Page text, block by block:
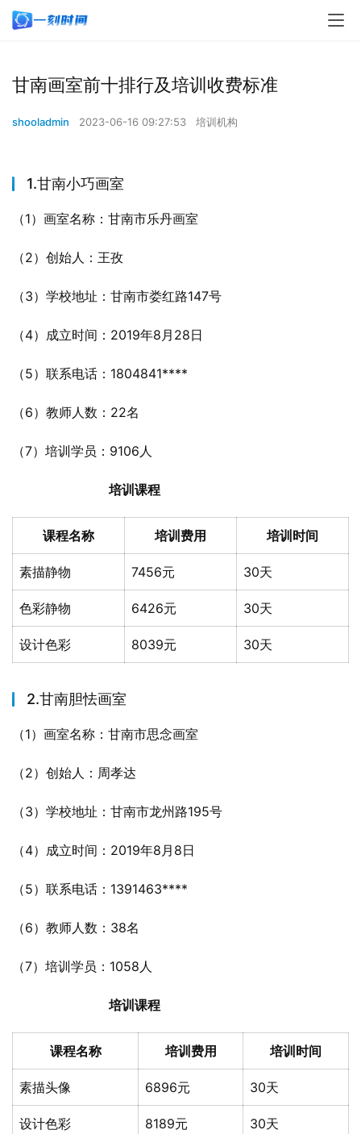
甘南画室前十排行及培训收费标准
shooladmin 2023-06-16 09:27:53 培训机构
1.甘南小巧画室
（1）画室名称：甘南市乐丹画室
（2）创始人：王孜
（3）学校地址：甘南市娄红路147号
（4）成立时间：2019年8月28日
（5）联系电话：1804841****
（6）教师人数：22名
（7）培训学员：9106人
培训课程
课程名称 培训费用 培训时间
素描静物 7456元 30天
色彩静物 6426元 30天
设计色彩 8039元 30天
2.甘南胆怯画室
（1）画室名称：甘南市思念画室
（2）创始人：周孝达
（3）学校地址：甘南市龙州路195号
（4）成立时间：2019年8月8日
（5）联系电话：1391463****
（6）教师人数：38名
（7）培训学员：1058人
培训课程
课程名称 培训费用 培训时间
素描头像 6896元 30天
设计色彩 8189元 30天